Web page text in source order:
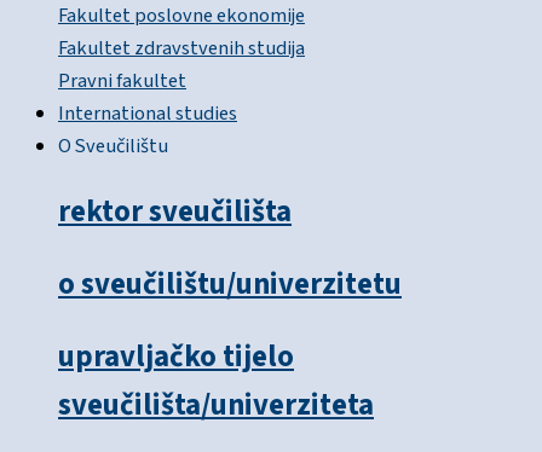
Fakultet poslovne ekonomije
Fakultet zdravstvenih studija
Pravni fakultet
International studies
O Sveučilištu
rektor sveučilišta
o sveučilištu/univerzitetu
upravljačko tijelo
sveučilišta/univerziteta